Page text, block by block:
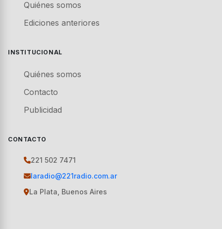
Quiénes somos
Ediciones anteriores
INSTITUCIONAL
Quiénes somos
Contacto
Publicidad
CONTACTO
221 502 7471
laradio@221radio.com.ar
La Plata, Buenos Aires